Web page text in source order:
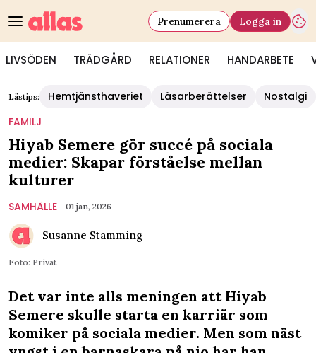
LIVSÖDEN TRÄDGÅRD RELATIONER HANDARBETE
Prenumerera Logga in
Lästips: Hemtjänsthaveriet Läsarberättelser
Nostalgi
FAMILJ
Hiyab Semere gör succé på sociala
medier: Skapar förståelse mellan
kulturer
SAMHÄLLE 01 jan, 2026
Susanne Stamming
Foto: Privat
Det var inte alls meningen att Hiyab
Semere skulle starta en karriär som
komiker på sociala medier. Men som näst